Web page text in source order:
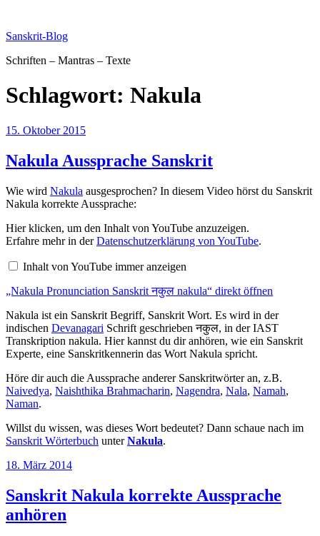
springen
Sanskrit-Blog
Schriften – Mantras – Texte
Schlagwort: Nakula
Veröffentlicht
15. Oktober 2015
Nakula Aussprache Sanskrit
Wie wird Nakula ausgesprochen? In diesem Video hörst du Sanskrit
Nakula korrekte Aussprache:
„Nakula
Pronunciation
Sanskrit
nakula“
YouTube
Hier klicken, um den Inhalt von YouTube anzuzeigen.
Erfahre mehr in derDatenschutzerklärung von YouTube.
Inhalt von YouTube immer anzeigen
„Nakula Pronunciation Sanskrit नकुल nakula“ direkt öffnen
Nakula ist ein Sanskrit Begriff, Sanskrit Wort. Es wird in der
indischen Devanagari Schrift geschrieben नकुल, in der IAST
Transkription nakula. Hier kannst du dir anhören, wie ein Sanskrit
Experte, eine Sanskritkennerin das Wort Nakula spricht.
Höre dir auch die Aussprache anderer Sanskritwörter an, z.B.
Naivedya, Naishthika Brahmacharin, Nagendra, Nala, Namah,
Naman.
Willst du wissen, was dieses Wort bedeutet? Dann schaue nach im
Sanskrit Wörterbuch unterNakula.
Veröffentlicht
18. März 2014
Sanskrit Nakula korrekte Aussprache
anhören